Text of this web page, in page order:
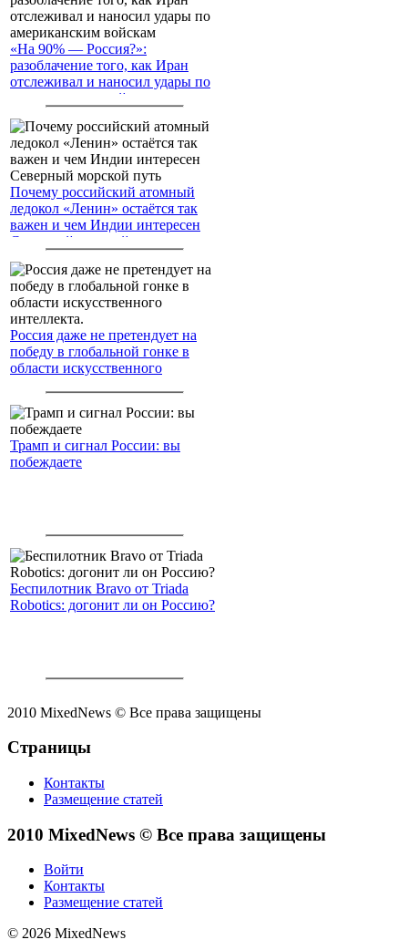
«На 90% — Россия?»:
разоблачение того, как Иран
отслеживал и наносил удары по
американским войскам
Почему российский атомный
ледокол «Ленин» остаётся так
важен и чем Индии интересен
Северный морской путь
Россия даже не претендует на
победу в глобальной гонке в
области искусственного
Трамп и сигнал России: вы
побеждаете
Беспилотник Bravo от Triada
Robotics: догонит ли он Россию?
2010 MixedNews © Все права защищены
Страницы
Контакты
Размещение статей
2010 MixedNews © Все права защищены
Войти
Контакты
Размещение статей
© 2026 MixedNews